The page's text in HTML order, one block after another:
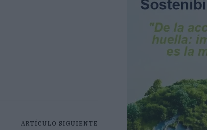
ARTÍCULO SIGUIENTE